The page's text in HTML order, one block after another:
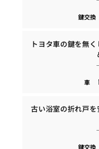
鍵交換
トヨタ車の鍵を無
車
古い浴室の折れ戸
鍵交換